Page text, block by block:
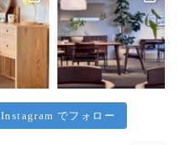
Instagram でフォロー